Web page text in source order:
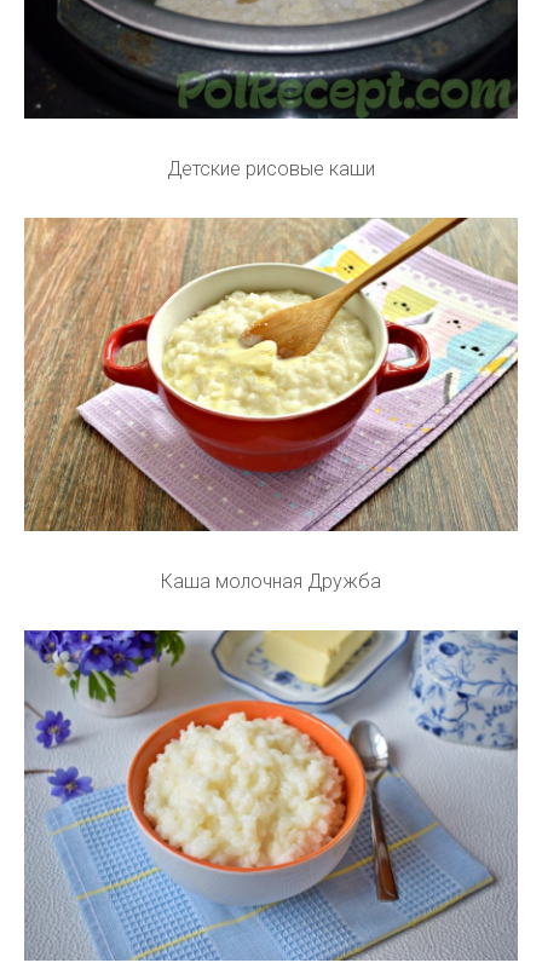
Детские рисовые каши
Каша молочная Дружба